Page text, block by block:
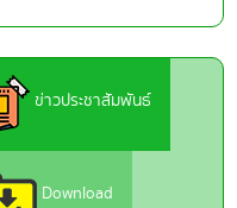
ข่าวประชาสัมพันธ์
Download